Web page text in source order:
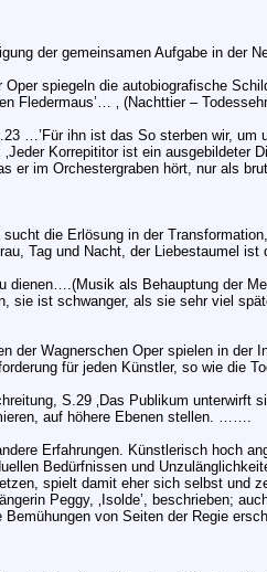
der gemeinsamen Aufgabe in der
Oper spiegeln die autobiografische
Fledermaus’… ‚ (Nachttier –
…’Für ihn ist das So sterben wir,
‚Jeder Korrepititor ist ein
er im Orchestergraben hört, nur als
die Erlösung in der
Tag und Nacht, der Liebestaumel
dienen….(Musik als Behauptung der
sie ist schwanger, als sie sehr viel
der Wagnerschen Oper spielen in
für jeden Künstler, so wie die
S.29 ‚Das Publikum
auf höhere Ebenen stellen. …….
Erfahrungen. Künstlerisch hoch
Bedürfnissen und
spielt damit eher sich selbst und
Peggy, ‚Isolde’, beschrieben;
von Seiten der Regie